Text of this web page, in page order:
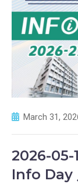
March 31,
2026-05-
Info Day